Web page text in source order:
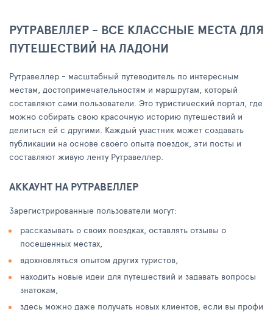
РУТРАВЕЛЛЕР - ВСЕ КЛАССНЫЕ МЕСТА ДЛЯ
ПУТЕШЕСТВИЙ НА ЛАДОНИ
Рутравеллер - масштабный путеводитель по интересным
местам, достопримечательностям и маршрутам, который
составляют сами пользователи. Это туристический портал, где
можно собирать свою красочную историю путешествий и
делиться ей с другими. Каждый участник может создавать
публикации на основе своего опыта поездок, эти посты и
составляют живую ленту Рутравеллер.
АККАУНТ НА РУТРАВЕЛЛЕР
Зарегистрированные пользователи могут:
рассказывать о своих поездках, оставлять отзывы о
посещенных местах,
вдохновляться опытом других туристов,
находить новые идеи для путешествий и задавать вопросы
знатокам,
здесь можно даже получать новых клиентов, если вы профи